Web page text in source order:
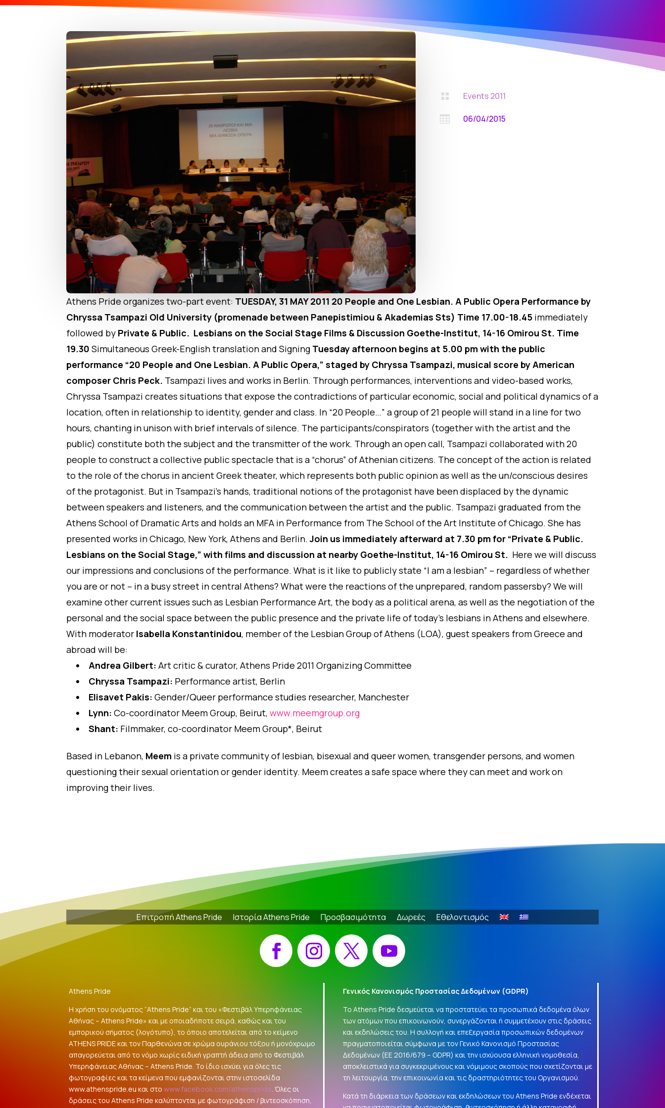
 Events 2011
 06/04/2015
Athens Pride organizes two-part event: TUESDAY, 31 MAY 2011 20 People and One Lesbian. A Public Opera Performance by
Chryssa Tsampazi Old University (promenade between Panepistimiou & Akademias Sts) Time 17.00-18.45 immediately
followed by Private & Public. Lesbians on the Social Stage Films & Discussion Goethe-Institut, 14-16 Omirou St. Time
19.30 Simultaneous Greek-English translation and Signing Tuesday afternoon begins at 5.00 pm with the public
performance “20 People and One Lesbian. A Public Opera,”staged by Chryssa Tsampazi, musical score by American
composer Chris Peck. Tsampazi lives and works in Berlin. Through performances, interventions and video-based works,
Chryssa Tsampazi creates situations that expose the contradictions of particular economic, social and political dynamics of a
location, often in relationship to identity, gender and class. In “20 People…”a group of 21 people will stand in a line for two
hours, chanting in unison with brief intervals of silence. The participants/conspirators (together with the artist and the
public) constitute both the subject and the transmitter of the work. Through an open call, Tsampazi collaborated with 20
people to construct a collective public spectacle that is a “chorus” of Athenian citizens. The concept of the action is related
to the role of the chorus in ancient Greek theater, which represents both public opinion as well as the un/conscious desires
of the protagonist. But in Tsampazi’s hands, traditional notions of the protagonist have been displaced by the dynamic
between speakers and listeners, and the communication between the artist and the public. Tsampazi graduated from the
Athens School of Dramatic Arts and holds an MFA in Performance from The School of the Art Institute of Chicago. She has
presented works in Chicago, New York, Athens and Berlin. Join us immediately afterward at 7.30 pm for “Private & Public.
Lesbians on the Social Stage,” with films and discussion at nearby Goethe-Institut, 14-16 Omirou St. Here we will discuss
our impressions and conclusions of the performance. What is it like to publicly state “I am a lesbian” – regardless of whether
you are or not – in a busy street in central Athens? What were the reactions of the unprepared, random passersby? We will
examine other current issues such as Lesbian Performance Art, the body as a political arena, as well as the negotiation of the
personal and the social space between the public presence and the private life of today’s lesbians in Athens and elsewhere.
With moderator Isabella Konstantinidou, member of the Lesbian Group of Athens (LOA), guest speakers from Greece and
abroad will be:
Andrea Gilbert:Art critic & curator, Athens Pride 2011 Organizing Committee
Chryssa Tsampazi: Performance artist, Berlin
Elisavet Pakis:Gender/Queer performance studies researcher, Manchester
Lynn: Co-coordinator Meem Group, Beirut,www.meemgroup.org
Shant: Filmmaker, co-coordinator Meem Group*, Beirut
Based in Lebanon, Meem is a private community of lesbian, bisexual and queer women, transgender persons, and women
questioning their sexual orientation or gender identity. Meem creates a safe space where they can meet and work on
improving their lives.
Επιτροπή Athens Pride Ιστορία Athens Pride Προσβασιμότητα Δωρεές Εθελοντισμός
Facebook Instagram X YouTube
Athens Pride
Η χρήση του ονόματος “Athens Pride” και του «Φεστιβάλ Υπερηφάνειας
Αθήνας – Athens Pride» και με οποιαδήποτε σειρά, καθώς και του
εμπορικού σήματος (λογότυπο), το όποιο αποτελείται από το κείμενο
ATHENS PRIDE και τον Παρθενώνα σε χρώμα ουράνιου τόξου ή μονόχρωμο
απαγορεύεται από το νόμο χωρίς ειδική γραπτή άδεια από το Φεστιβάλ
Υπερηφάνειας Αθήνας – Athens Pride. Το ίδιο ισχύει για όλες τις
φωτογραφίες και τα κείμενα που εμφανίζονται στην ιστοσελίδα
www.athenspride.eu και στοwww.facebook.com/athenspride. Όλες οι
δράσεις του Athens Pride καλύπτονται με φωτογράφιση / βιντεοσκόπηση,
Γενικός Κανονισμός Προστασίας Δεδομένων (GDPR)
Το Athens Pride δεσμεύεται να προστατεύει τα προσωπικά δεδομένα όλων
των ατόμων που επικοινωνούν, συνεργάζονται ή συμμετέχουν στις δράσεις
και εκδηλώσεις του. Η συλλογή και επεξεργασία προσωπικών δεδομένων
πραγματοποιείται σύμφωνα με τον Γενικό Κανονισμό Προστασίας
Δεδομένων (ΕΕ 2016/679 –GDPR) και την ισχύουσα ελληνική νομοθεσία,
αποκλειστικά για συγκεκριμένους και νόμιμους σκοπούς που σχετίζονται με
τη λειτουργία, την επικοινωνία και τις δραστηριότητες του Οργανισμού.
Κατά τη διάρκεια των δράσεων και εκδηλώσεων του Athens Pride ενδέχεται